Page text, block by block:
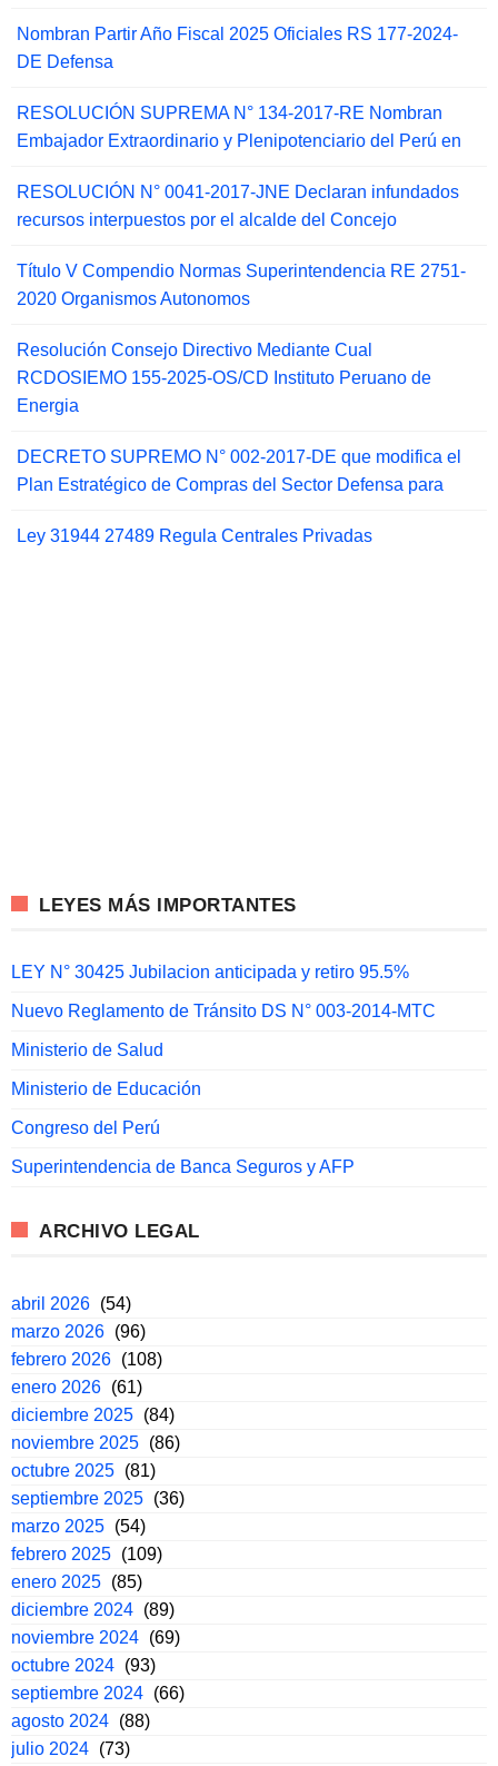
Nombran Partir Año Fiscal 2025 Oficiales RS 177-2024-
DE Defensa
RESOLUCIÓN SUPREMA N° 134-2017-RE Nombran
Embajador Extraordinario y Plenipotenciario del Perú en
RESOLUCIÓN N° 0041-2017-JNE Declaran infundados
recursos interpuestos por el alcalde del Concejo
Título V Compendio Normas Superintendencia RE 2751-
2020 Organismos Autonomos
Resolución Consejo Directivo Mediante Cual
RCDOSIEMO 155-2025-OS/CD Instituto Peruano de
Energia
DECRETO SUPREMO N° 002-2017-DE que modifica el
Plan Estratégico de Compras del Sector Defensa para
Ley 31944 27489 Regula Centrales Privadas
LEYES MÁS IMPORTANTES
LEY N° 30425 Jubilacion anticipada y retiro 95.5%
Nuevo Reglamento de Tránsito DS N° 003-2014-MTC
Ministerio de Salud
Ministerio de Educación
Congreso del Perú
Superintendencia de Banca Seguros y AFP
ARCHIVO LEGAL
abril 2026 (54)
marzo 2026 (96)
febrero 2026 (108)
enero 2026 (61)
diciembre 2025 (84)
noviembre 2025 (86)
octubre 2025 (81)
septiembre 2025 (36)
marzo 2025 (54)
febrero 2025 (109)
enero 2025 (85)
diciembre 2024 (89)
noviembre 2024 (69)
octubre 2024 (93)
septiembre 2024 (66)
agosto 2024 (88)
julio 2024 (73)